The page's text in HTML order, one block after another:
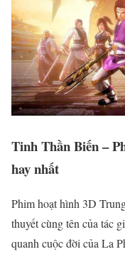
Tinh Thần Biến –
hay nhất
Phim hoạt hình 3D
thuyết cùng tên của tác
quanh cuộc đời của La